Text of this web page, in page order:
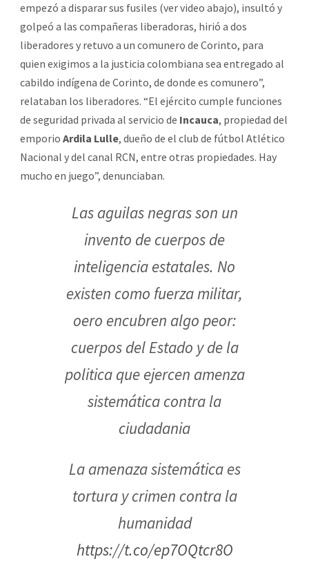
empezó a disparar sus fusiles (ver video abajo), insultó y
golpeó a las compañeras liberadoras, hirió a dos
liberadores y retuvo a un comunero de Corinto, para
quien exigimos a la justicia colombiana sea entregado al
cabildo indígena de Corinto, de donde es comunero”,
relataban los liberadores. “El ejército cumple funciones
de seguridad privada al servicio de Incauca, propiedad del
emporio Ardila Lulle, dueño de el club de fútbol Atlético
Nacional y del canal RCN, entre otras propiedades. Hay
mucho en juego”, denunciaban.
Las aguilas negras son un
invento de cuerpos de
inteligencia estatales. No
existen como fuerza militar,
oero encubren algo peor:
cuerpos del Estado y de la
politica que ejercen amenza
sistemática contra la
ciudadania
La amenaza sistemática es
tortura y crimen contra la
humanidad
https://t.co/ep7OQtcr8O